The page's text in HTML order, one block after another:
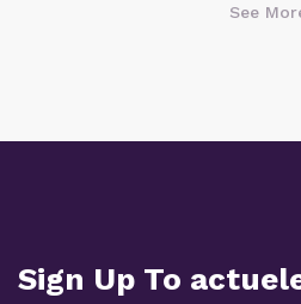
See
Sign Up To